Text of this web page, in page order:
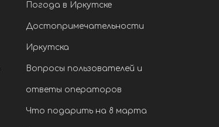
Погода в Иркутске
Достопримечательности
Иркутска
Вопросы пользователей и
ответы операторов
Что подарить на 8 марта